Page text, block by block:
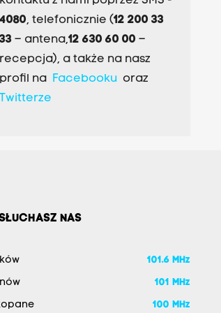
4080, telefonicznie (12 200 33
33– antena,12 630 60 00 –
recepcja), a także na nasz
profil na Facebookuoraz
Twitterze
NAS
101.6 MHz
101 MHz
100 MHz